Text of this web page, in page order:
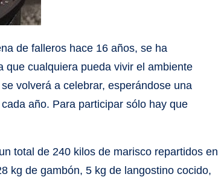
de falleros hace 16 años, se ha
que cualquiera pueda vivir el ambiente
volverá a celebrar, esperándose una
año. Para participar sólo hay que
total de 240 kilos de marisco repartidos en
kg de gambón, 5 kg de langostino cocido,